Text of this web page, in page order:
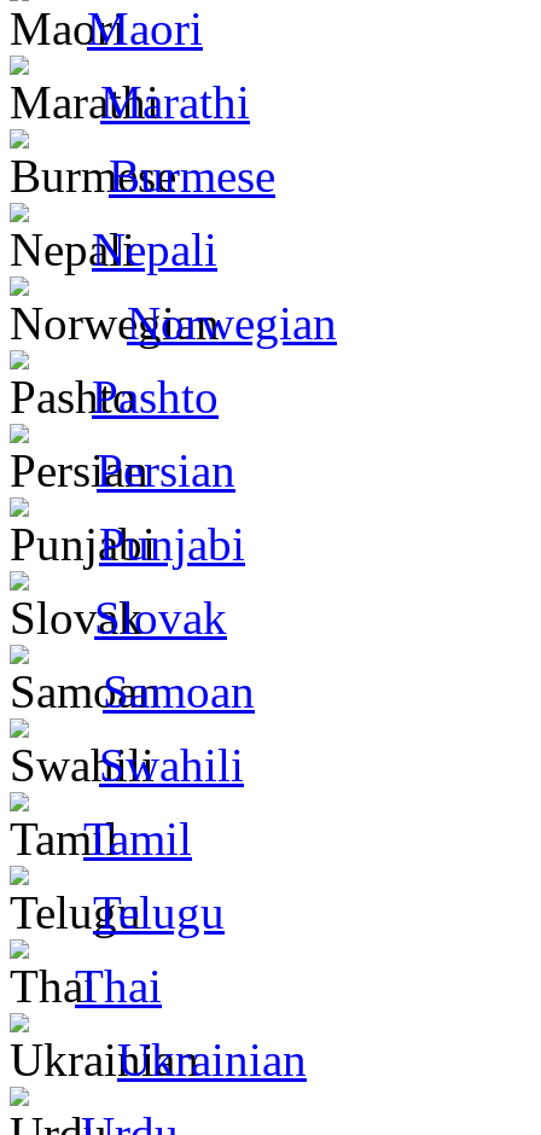
Maori
Marathi
Burmese
Nepali
Norwegian
Pashto
Persian
Punjabi
Slovak
Samoan
Swahili
Tamil
Telugu
Thai
Ukrainian